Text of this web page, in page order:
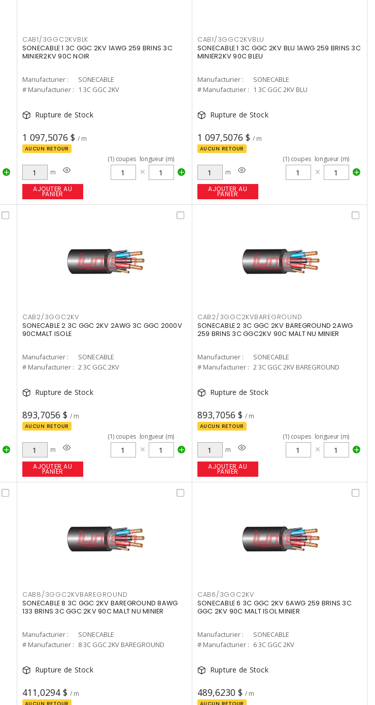
CAB1/3GGC2KVBLK
SONECABLE 1 3C GGC 2KV 1AWG 259 BRINS 3C
MINIER2KV 90C NOIR
Manufacturier :
SONECABLE
# Manufacturier :
1 3C GGC 2KV
Rupture de Stock
1 097,5076 $ / m
AUCUN RETOUR
m
(1) coupes longueur (m)
AJOUTER AU
PANIER
CAB1/3GGC2KVBLU
SONECABLE 1 3C GGC 2KV BLU 1AWG 259 BRINS 3C
MINIER2KV 90C BLEU
Manufacturier :
SONECABLE
# Manufacturier :
1 3C GGC 2KV BLU
Rupture de Stock
1 097,5076 $ / m
AUCUN RETOUR
m
(1) coupes longueur (m)
AJOUTER AU
PANIER
CAB2/3GGC2KV
SONECABLE 2 3C GGC 2KV 2AWG 3C GGC 2000V
90CMALT ISOLE
Manufacturier :
SONECABLE
# Manufacturier : 2 3C GGC 2KV
Rupture de Stock
893,7056 $ / m
AUCUN RETOUR
m
(1) coupes longueur (m)
AJOUTER AU
PANIER
CAB2/3GGC2KVBAREGROUND
SONECABLE 2 3C GGC 2KV BAREGROUND 2AWG
259 BRINS 3C GGC2KV 90C MALT NU MINIER
Manufacturier :
SONECABLE
# Manufacturier : 2 3C GGC 2KV BAREGROUND
Rupture de Stock
893,7056 $ / m
AUCUN RETOUR
m
(1) coupes longueur (m)
AJOUTER AU
PANIER
CAB8/3GGC2KVBAREGROUND
SONECABLE 8 3C GGC 2KV BAREGROUND 8AWG
133 BRINS 3C GGC 2KV 90C MALT NU MINIER
Manufacturier :
SONECABLE
# Manufacturier : 8 3C GGC 2KV BAREGROUND
Rupture de Stock
411,0294 $ / m
CAB6/3GGC2KV
SONECABLE 6 3C GGC 2KV 6AWG 259 BRINS 3C
GGC 2KV 90C MALT ISOL MINIER
Manufacturier :
SONECABLE
# Manufacturier : 6 3C GGC 2KV
Rupture de Stock
489,6230 $ / m